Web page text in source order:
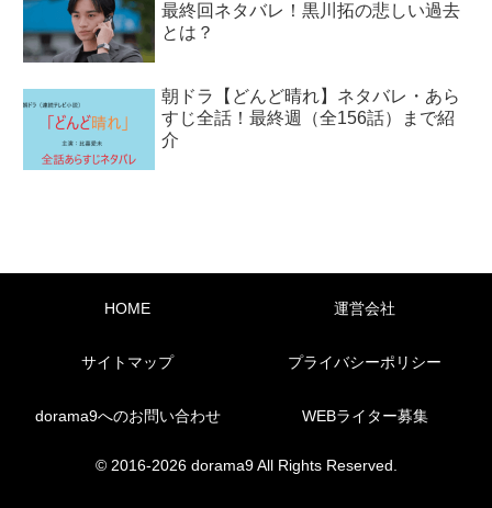
最終回ネタバレ！黒川拓の悲しい過去
とは？
朝ドラ【どんど晴れ】ネタバレ・あら
すじ全話！最終週（全156話）まで紹
介
HOME 運営会社
サイトマップ プライバシーポリシー
dorama9へのお問い合わせ WEBライター募集
© 2016-2026 dorama9 All Rights Reserved.